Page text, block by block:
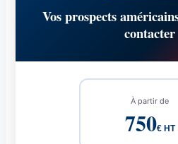
Vos prospects
contacter
À partir de
750€ HT